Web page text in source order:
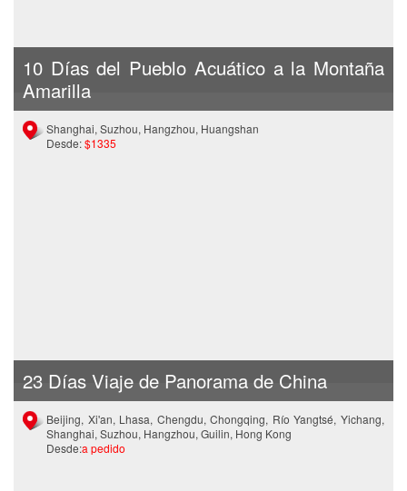
10 Días del Pueblo Acuático a la Montaña
Amarilla
Shanghai, Suzhou, Hangzhou, Huangshan
Desde:$1335
23 Días Viaje de Panorama de China
Beijing, Xi'an, Lhasa, Chengdu, Chongqing, Río Yangtsé, Yichang,
Shanghai, Suzhou, Hangzhou, Guilin, Hong Kong
Desde:a pedido